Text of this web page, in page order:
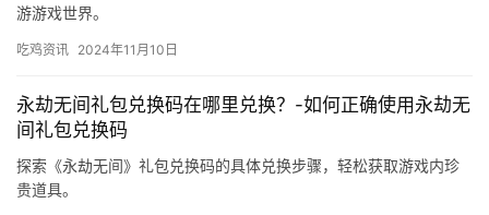
游游戏世界。
吃鸡资讯 2024年11月10日
永劫无间礼包兑换码在哪里兑换？-如何正确使用永劫无
间礼包兑换码
探索《永劫无间》礼包兑换码的具体兑换步骤，轻松获取游戏内珍
贵道具。